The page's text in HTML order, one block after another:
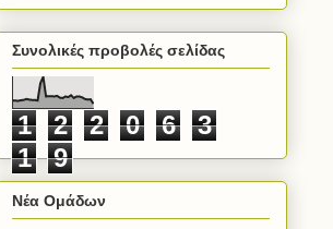
Συνολικές προβολές σελίδας
1 2 2 0 6
3
1
9
Νέα Ομάδων